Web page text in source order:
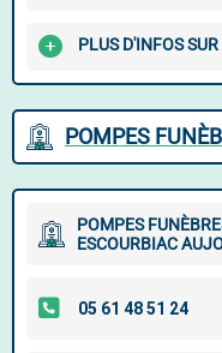
PLUS D'INFOS
POMPES
POMPES
ESCOURBIAC